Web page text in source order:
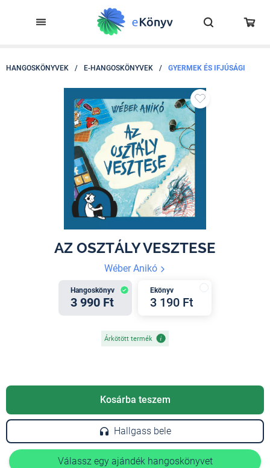
HANGOSKÖNYVEK / E-HANGOSKÖNYVEK / GYERMEK ÉS IFJÚSÁGI
AZ OSZTÁLY VESZTESE
Wéber Anikó
Hangoskönyv
3 990 Ft
Ekönyv
3 190 Ft
Árkötött termék
Kosárba teszem
Hallgass bele
Válassz egy ajándék hangoskönyvet